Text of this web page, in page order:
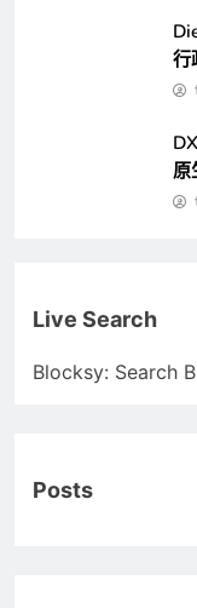
行
原
Live Search
Blocksy: Search
Posts